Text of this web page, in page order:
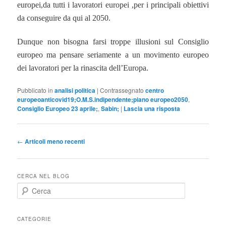
europei,da tutti i lavoratori europei ,per i principali obiettivi
da conseguire da qui al 2050.
Dunque non bisogna farsi troppe illusioni sul Consiglio
europeo ma pensare seriamente a un movimento europeo
dei lavoratori per la rinascita dell’Europa.
Pubblicato in analisi politica |Contrassegnato centro
europeoanticovid19;O.M.S.indipendente;piano europeo2050,
Consiglio Europeo 23 aprile;,Sabin; | Lascia una risposta
Navigazione
← Articoli meno recenti
CERCA NEL BLOG
e
c
CATEGORIE